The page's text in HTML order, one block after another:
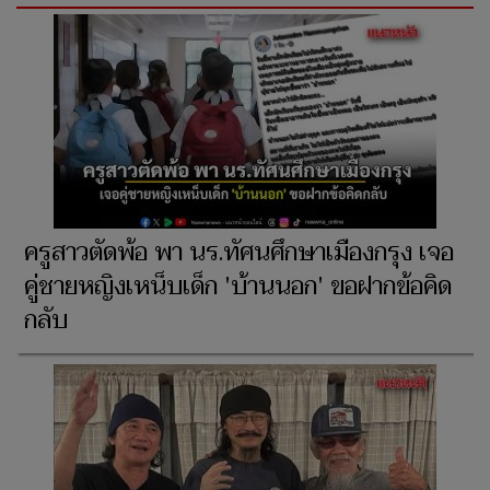
ครูสาวตัดพ้อ พา นร.ทัศนศึกษาเมืองกรุง เจอ
คู่ชายหญิงเหน็บเด็ก 'บ้านนอก' ขอฝากข้อคิด
กลับ